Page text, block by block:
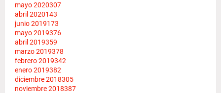
mayo 2020307
abril 2020143
junio 2019173
mayo 2019376
abril 2019359
marzo 2019378
febrero 2019342
enero 2019382
diciembre 2018305
noviembre 2018387